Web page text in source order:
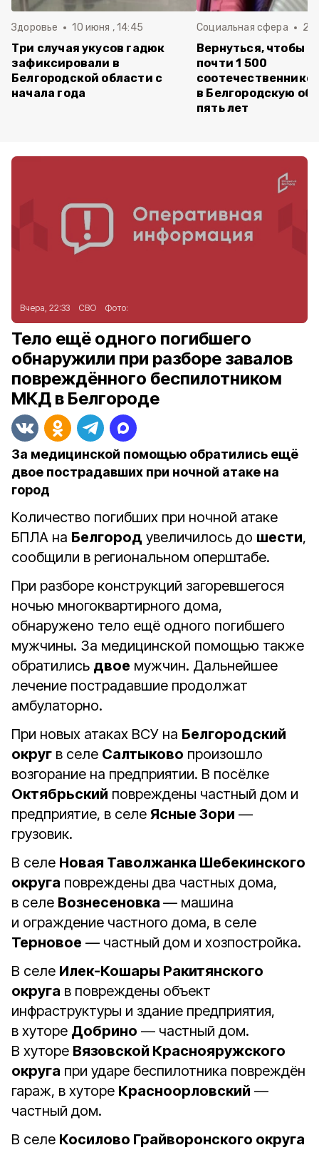
Здоровье 10 июня , 14:45
Три случая укусов гадюк
зафиксировали в
Белгородской области с
начала года
Социальная сфера 20
Вернуться, чтобы
почти 1 500
в Белгородскую
пять лет
Вчера, 22:33 СВО Фото:
Тело ещё одного погибшего
обнаружили при разборе завалов
повреждённого беспилотником
МКД в Белгороде
За медицинской помощью обратились ещё
двое пострадавших при ночной атаке на
город
Количество погибших при ночной атаке
БПЛА на Белгород увеличилось до шести,
сообщили в региональном оперштабе.
При разборе конструкций загоревшегося
ночью многоквартирного дома,
обнаружено тело ещё одного погибшего
мужчины. За медицинской помощью также
обратились двое мужчин. Дальнейшее
лечение пострадавшие продолжат
амбулаторно.
При новых атаках ВСУ на Белгородский
округ в селе Салтыково произошло
возгорание на предприятии. В посёлке
Октябрьский повреждены частный дом и
предприятие, в селе Ясные Зори —
грузовик.
В селе Новая Таволжанка Шебекинского
округа повреждены два частных дома,
в селе Вознесеновка — машина
и ограждение частного дома, в селе
Терновое — частный дом и хозпостройка.
В селе Илек-Кошары Ракитянского
округа в повреждены объект
инфраструктуры и здание предприятия,
в хуторе Добрино — частный дом.
В хуторе Вязовской Краснояружского
округа при ударе беспилотника повреждён
гараж, в хуторе Красноорловский —
частный дом.
В селе Косилово Грайворонского округа